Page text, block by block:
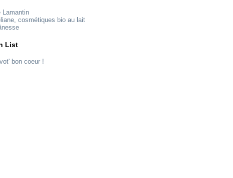
Lamantin
cosmétiques bio au lait
List
bon coeur !